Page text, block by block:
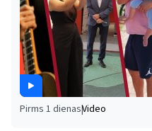
Pirms 1 dienas|Video